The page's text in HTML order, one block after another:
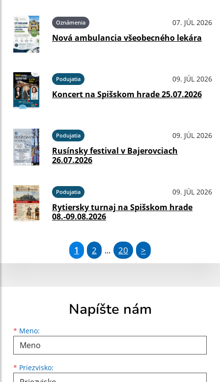
Oznámenia 07. JÚL 2026
Nová ambulancia všeobecného lekára
Podujatia 09. JÚL 2026
Koncert na Spišskom hrade 25.07.2026
Podujatia 09. JÚL 2026
Rusínsky festival v Bajerovciach
26.07.2026
Podujatia 09. JÚL 2026
Rytiersky turnaj na Spišskom hrade
08.-09.08.2026
1 2 ... 20 >
Napíšte nám
* Meno:
Meno
* Priezvisko:
Priezvisko
E-mailová adresa